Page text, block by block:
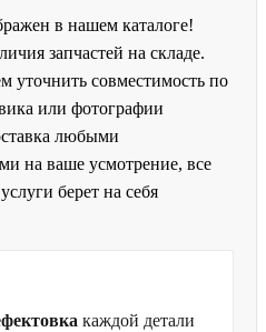
в нашем каталоге!
запчастей на складе.
уточнить совместимость по
или фотографии
любыми
на ваше усмотрение, все
берет на себя
каждой детали